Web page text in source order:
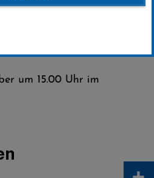
um 15.00 Uhr im